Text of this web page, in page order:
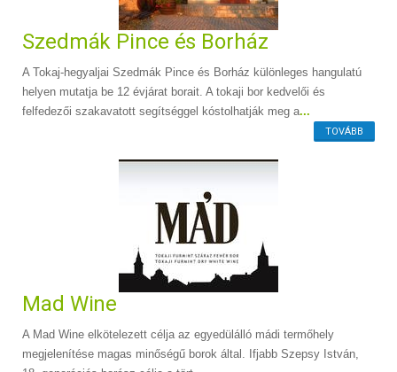
Szedmák Pince és Borház
A Tokaj-hegyaljai Szedmák Pince és Borház különleges hangulatú
helyen mutatja be 12 évjárat borait. A tokaji bor kedvelői és
felfedezői szakavatott segítséggel kóstolhatják meg a...
TOVÁBB
Mad Wine
A Mad Wine elkötelezett célja az egyedülálló mádi termőhely
megjelenítése magas minőségű borok által. Ifjabb Szepsy István,